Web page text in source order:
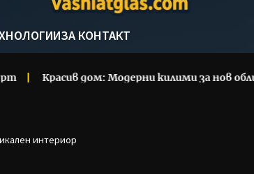
ЗА КОНТАКТ
дом: Модерни килими за нов облик у дома
интериор